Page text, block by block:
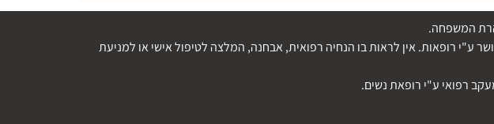
המשפחה.
רופאות. אין לראות בו הנחיה רפואית, אבחנה, המלצה לטיפול אישי או למניעת
רפואי ע"י רופאת נשים.